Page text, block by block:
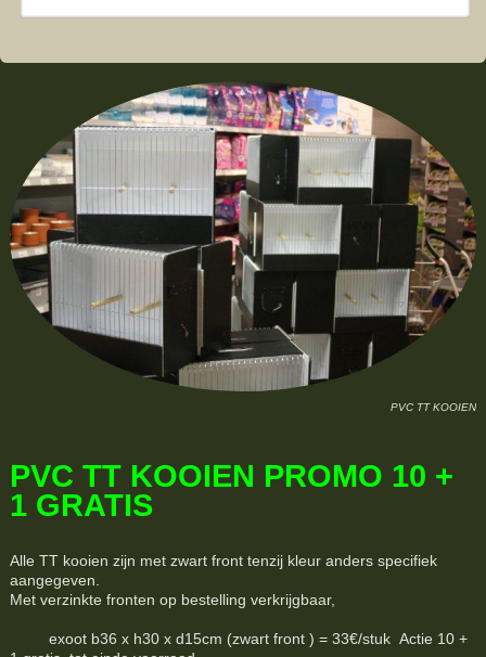
PVC TT KOOIEN
PVC TT KOOIEN PROMO 10 +
1 GRATIS
Alle TT kooien zijn met zwart front tenzij kleur anders specifiek
aangegeven.
Met verzinkte fronten op bestelling verkrijgbaar,
exoot b36 x h30 x d15cm (zwart front ) = 33€/stuk Actie 10 +